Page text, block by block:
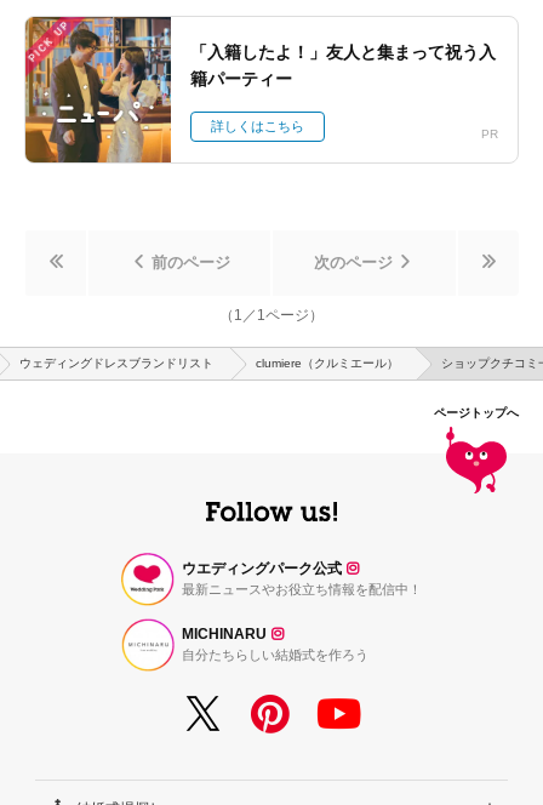
PICK UP
PR
「入籍したよ！」友人と集まって祝う入
籍パーティー
詳しくはこちら
前のページ 次のページ
（ 1 ／ 1ページ）
ウェディングドレスブランドリスト clumiere（クルミエール） ショップクチコミ
ページトップへ
ウエディングパーク公式
最新ニュースやお役立ち情報を配信中！
MICHINARU
自分たちらしい結婚式を作ろう